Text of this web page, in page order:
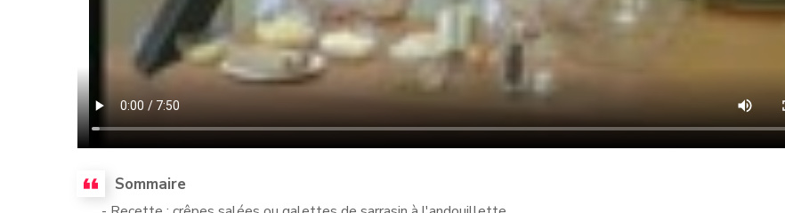
Sommaire